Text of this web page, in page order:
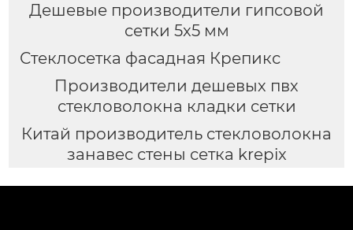
Дешевые производители гипсовой
сетки 5x5 мм
Стеклосетка фасадная Крепикс
Производители дешевых пвх
стекловолокна кладки сетки
Китай производитель стекловолокна
занавес стены сетка krepix